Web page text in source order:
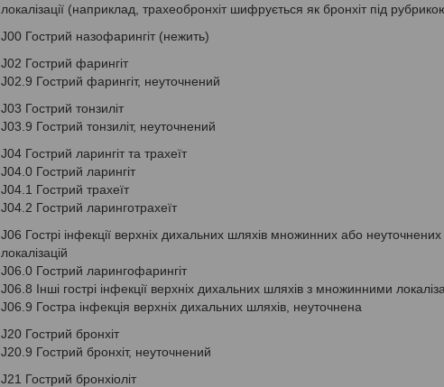
локалізації (наприклад, трахеобронхіт шифрується як бронхіт під
J00 Гострий назофарингіт (нежить)
J02 Гострий фарингіт
J02.9 Гострий фарингіт, неуточнений
J03 Гострий тонзиліт
J03.9 Гострий тонзиліт, неуточнений
J04 Гострий ларингіт та трахеїт
J04.0 Гострий ларингіт
J04.1 Гострий трахеїт
J04.2 Гострий ларинготрахеїт
J06 Гострі інфекції верхніх дихальних шляхів множинних або неуточнених
локалізацій
J06.0 Гострий ларингофарингіт
J06.8 Інші гострі інфекції верхніх дихальних шляхів з множинними
J06.9 Гостра інфекція верхніх дихальних шляхів, неуточнена
J20 Гострий бронхіт
J20.9 Гострий бронхіт, неуточнений
J21 Гострий бронхіоліт